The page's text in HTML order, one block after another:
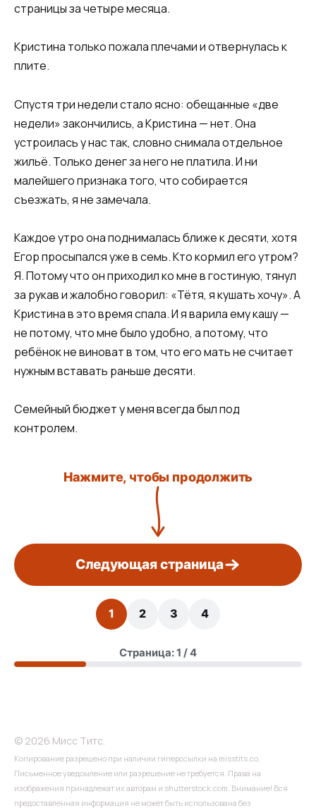
страницы за четыре месяца.
Кристина только пожала плечами и отвернулась к
плите.
Спустя три недели стало ясно: обещанные «две
недели» закончились, а Кристина — нет. Она
устроилась у нас так, словно снимала отдельное
жильё. Только денег за него не платила. И ни
малейшего признака того, что собирается
съезжать, я не замечала.
Каждое утро она поднималась ближе к десяти, хотя
Егор просыпался уже в семь. Кто кормил его утром?
Я. Потому что он приходил ко мне в гостиную, тянул
за рукав и жалобно говорил: «Тётя, я кушать хочу». А
Кристина в это время спала. И я варила ему кашу —
не потому, что мне было удобно, а потому, что
ребёнок не виноват в том, что его мать не считает
нужным вставать раньше десяти.
Семейный бюджет у меня всегда был под
контролем.
Нажмите, чтобы продолжить
Следующая страница
1 2 3 4
Страница: 1 / 4
© 2026 Мисс Титс.
Копирование разрешено при наличии гиперссылки на misstits.co.
Письменное уведомление или разрешение не требуется. Права на
изображения принадлежат их авторам и shutterstock.com. Внимание! Вся
предоставленная информация не может быть использована без